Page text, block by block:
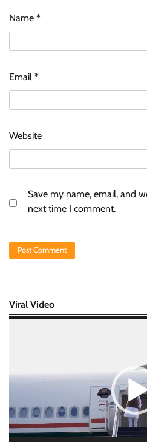
Name *
Email *
Website
Save my name, email, and
next time I comment.
Viral Video